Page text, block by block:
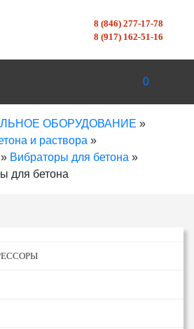
8 (846) 277-17-78
8 (917) 162-51-16
0
ОБОРУДОВАНИЕ »
и раствора »
» Вибраторы для бетона »
для бетона